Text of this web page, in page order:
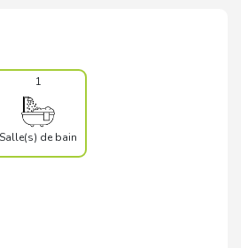
1
Salle(s) de bain